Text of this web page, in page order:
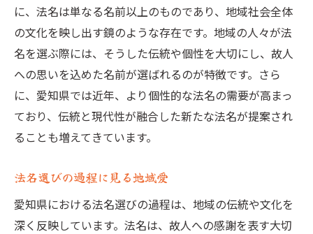
に、法名は単なる名前以上のものであり、地域社会全体
の文化を映し出す鏡のような存在です。地域の人々が法
名を選ぶ際には、そうした伝統や個性を大切にし、故人
への思いを込めた名前が選ばれるのが特徴です。さら
に、愛知県では近年、より個性的な法名の需要が高まっ
ており、伝統と現代性が融合した新たな法名が提案され
ることも増えてきています。
法名選びの過程に見る地域愛
愛知県における法名選びの過程は、地域の伝統や文化を
深く反映しています。法名は、故人への感謝を表す大切